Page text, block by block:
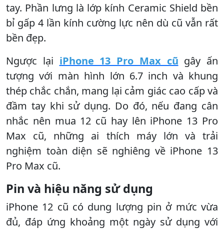
tay. Phần lưng là lớp kính Ceramic Shield bền
bỉ gấp 4 lần kính cường lực nên dù cũ vẫn rất
bền đẹp.
Ngược lại iPhone 13 Pro Max cũ gây ấn
tượng với màn hình lớn 6.7 inch và khung
thép chắc chắn, mang lại cảm giác cao cấp và
đầm tay khi sử dụng. Do đó, nếu đang cân
nhắc nên mua 12 cũ hay lên iPhone 13 Pro
Max cũ, những ai thích máy lớn và trải
nghiệm toàn diện sẽ nghiêng về iPhone 13
Pro Max cũ.
Pin và hiệu năng sử dụng
iPhone 12 cũ có dung lượng pin ở mức vừa
đủ, đáp ứng khoảng một ngày sử dụng với